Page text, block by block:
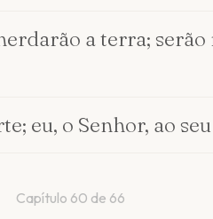
a terra;
eu, o Senhor, ao
Capítulo 60 de 66